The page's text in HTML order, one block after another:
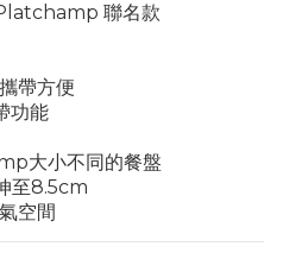
聯名款
帶方便
功能
大小不同的餐盤
至8.5cm
空間